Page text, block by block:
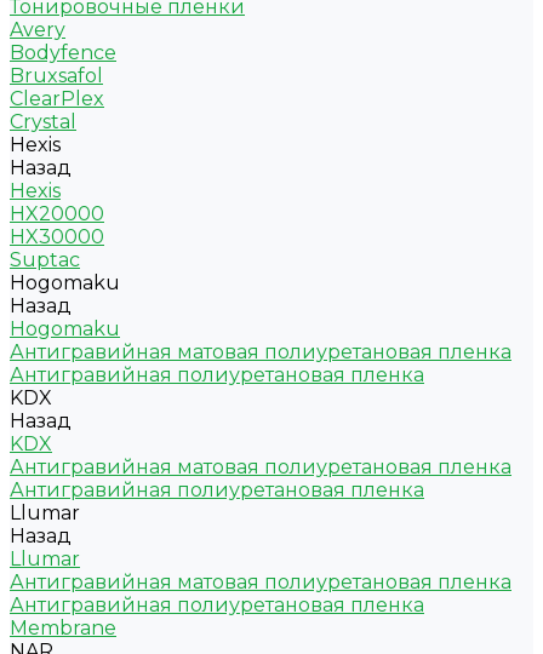
Тонировочные пленки
Avery
Bodyfence
Bruxsafol
ClearPlex
Crystal
Hexis
Назад
Hexis
HX20000
HX30000
Suptac
Hogomaku
Назад
Hogomaku
Антигравийная матовая полиуретановая пленка
Антигравийная полиуретановая пленка
KDX
Назад
KDX
Антигравийная матовая полиуретановая пленка
Антигравийная полиуретановая пленка
Llumar
Назад
Llumar
Антигравийная матовая полиуретановая пленка
Антигравийная полиуретановая пленка
Membrane